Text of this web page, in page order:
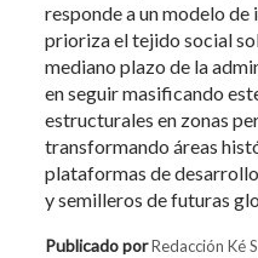
responde a un modelo
prioriza el tejido social
mediano plazo de la
en seguir masificando
estructurales en zonas
transformando áreas
plataformas de
y semilleros de futuras
Publicado porRedacción Ké